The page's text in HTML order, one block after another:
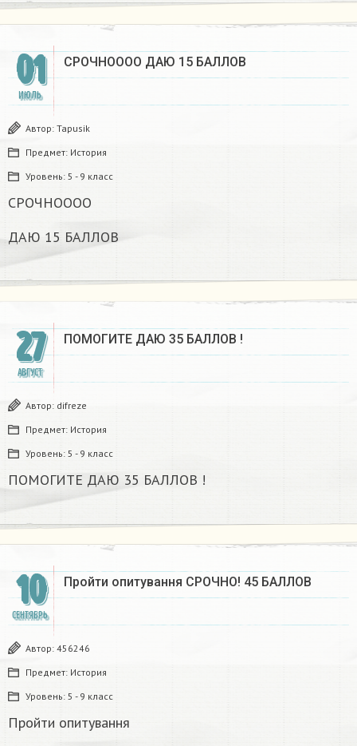
01
ИЮЛЬ
СРОЧНОООО ДАЮ 15 БАЛЛОВ
Автор: Tapusik
Предмет: История
Уровень: 5 - 9 класс
СРОЧНОООО
ДАЮ 15 БАЛЛОВ
27
АВГУСТ
ПОМОГИТЕ ДАЮ 35 БАЛЛОВ !
Автор: difreze
Предмет: История
Уровень: 5 - 9 класс
ПОМОГИТЕ ДАЮ 35 БАЛЛОВ !
10
СЕНТЯБРЬ
Пройти опитування СРОЧНО! 45 БАЛЛОВ
Автор: 456246
Предмет: История
Уровень: 5 - 9 класс
Пройти опитування